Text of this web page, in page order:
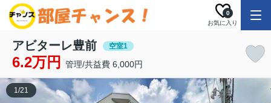
お気に入り
0
アビターレ豊前 空室1
6.2万円 管理/共益費 6,000円
1/21